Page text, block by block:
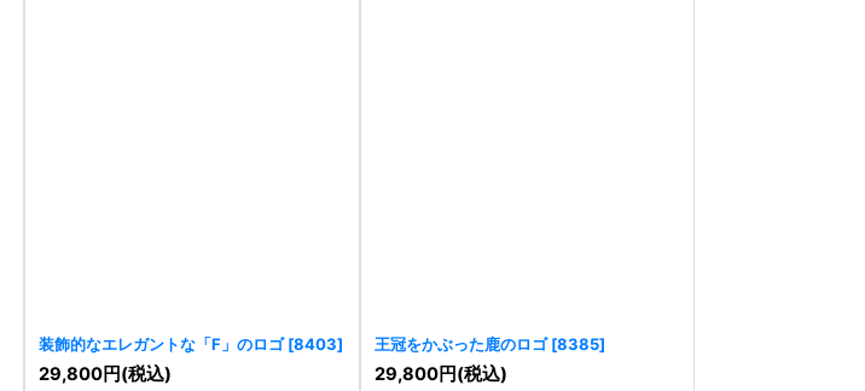
装飾的なエレガントな「F」のロゴ [8403]
29,800円(税込)
王冠をかぶった鹿のロゴ [8385]
29,800円(税込)